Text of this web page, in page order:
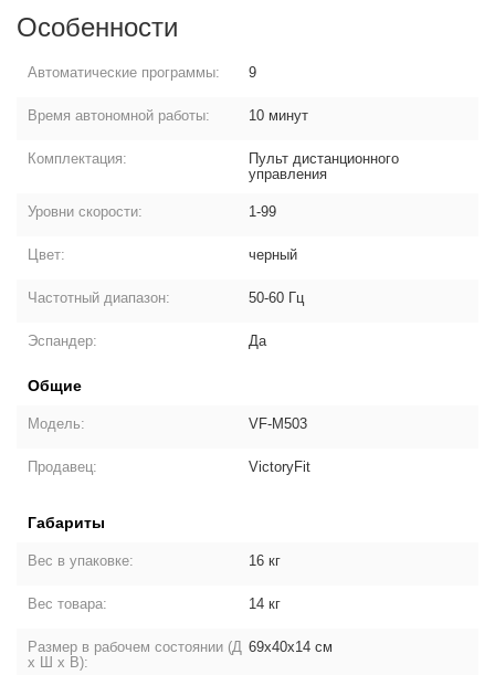
Особенности
Автоматические программы: 9
Время автономной работы: 10 минут
Комплектация:
Пульт дистанционного
управления
Уровни скорости: 1-99
Цвет: черный
Частотный диапазон: 50-60 Гц
Эспандер: Да
Общие
Модель: VF-M503
Продавец: VictoryFit
Габариты
Вес в упаковке: 16 кг
Вес товара: 14 кг
Размер в рабочем состоянии (Д
х Ш х В):
69x40x14 см